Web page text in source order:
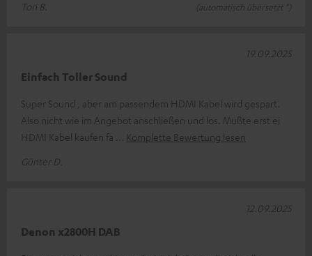
Ton B.
(automatisch übersetzt *)
Einfach Toller Sound
Super Sound , aber am passendem HDMI Kabel wird gespart.
Also nicht wie im Angebot anschließen und los. Mußte erst ei
HDMI Kabel kaufen fa
Komplette Bewertung lesen
Günter D.
19.09.2025
Denon x2800H DAB
12.09.2025